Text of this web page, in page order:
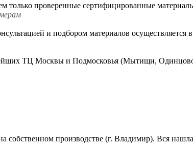
только проверенные сертифицированные
и подбором материалов
ТЦ Москвы и Подмосковья (Мытищи,
собственном производстве (г. Владимир). Вся